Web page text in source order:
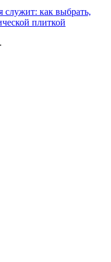
служит: как выбрать,
плиткой